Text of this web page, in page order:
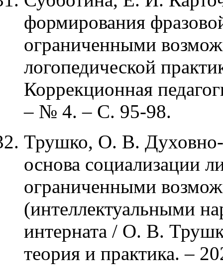
формирования
ограниченными
логопедической
Коррекционная
– № 4. – С. 95-98.
Трушко, О. В. Духовно-
основа социализации
ограниченными
(интеллектуальными
интерната / О. В.
теория и практика. –